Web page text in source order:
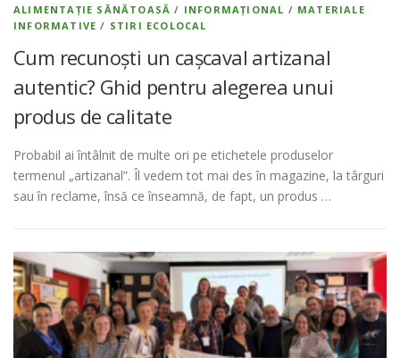
ALIMENTAȚIE SĂNĂTOASĂ / INFORMAȚIONAL / MATERIALE
INFORMATIVE / STIRI ECOLOCAL
Cum recunoști un cașcaval artizanal
autentic? Ghid pentru alegerea unui
produs de calitate
Probabil ai întâlnit de multe ori pe etichetele produselor
termenul „artizanal”. Îl vedem tot mai des în magazine, la târguri
sau în reclame, însă ce înseamnă, de fapt, un produs …